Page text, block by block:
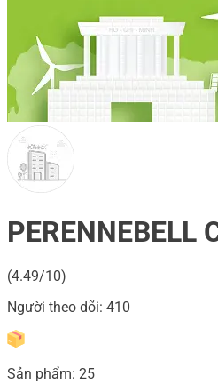
PERENNEBELL
(4.49/10)
Người theo dõi: 410
Sản phẩm: 25